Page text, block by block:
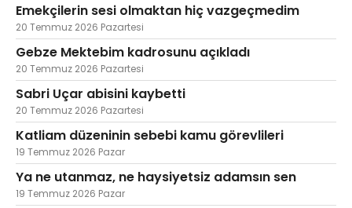
Emekçilerin sesi olmaktan hiç vazgeçmedim
20 Temmuz 2026 Pazartesi
Gebze Mektebim kadrosunu açıkladı
20 Temmuz 2026 Pazartesi
Sabri Uçar abisini kaybetti
20 Temmuz 2026 Pazartesi
Katliam düzeninin sebebi kamu görevlileri
19 Temmuz 2026 Pazar
Ya ne utanmaz, ne haysiyetsiz adamsın sen
19 Temmuz 2026 Pazar